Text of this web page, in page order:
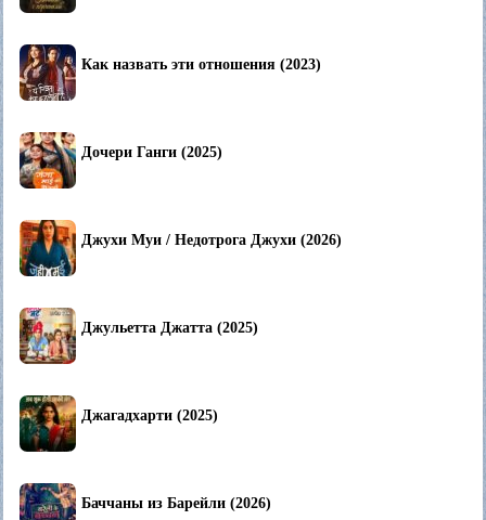
Как назвать эти отношения (2023)
Дочери Ганги (2025)
Джухи Муи / Недотрога Джухи (2026)
Джульетта Джатта (2025)
Джагадхарти (2025)
Баччаны из Барейли (2026)